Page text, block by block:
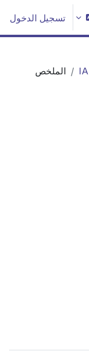
تسجيل الدخول
الملخص